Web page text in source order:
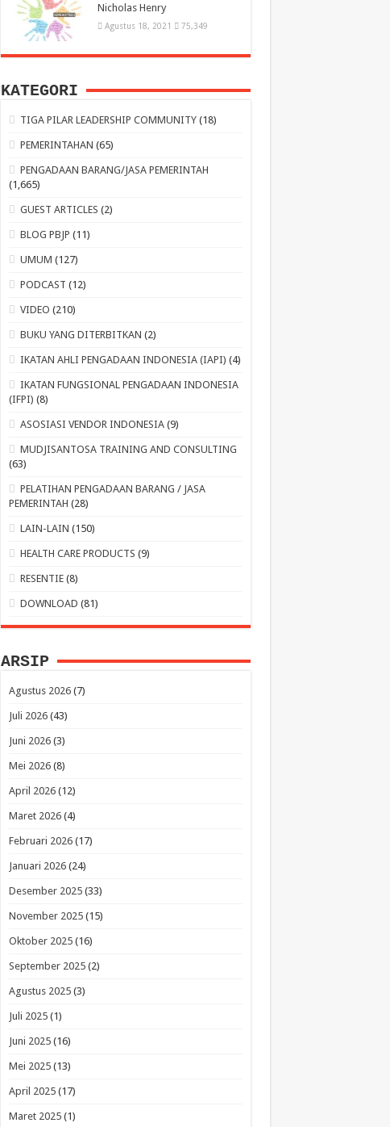
Nicholas Henry
Agustus 18, 2021 75,349
KATEGORI
TIGA PILAR LEADERSHIP COMMUNITY (18)
PEMERINTAHAN (65)
PENGADAAN BARANG/JASA PEMERINTAH
(1,665)
GUEST ARTICLES (2)
BLOG PBJP (11)
UMUM (127)
PODCAST (12)
VIDEO (210)
BUKU YANG DITERBITKAN (2)
IKATAN AHLI PENGADAAN INDONESIA (IAPI) (4)
IKATAN FUNGSIONAL PENGADAAN INDONESIA
(IFPI) (8)
ASOSIASI VENDOR INDONESIA (9)
MUDJISANTOSA TRAINING AND CONSULTING
(63)
PELATIHAN PENGADAAN BARANG / JASA
PEMERINTAH (28)
LAIN-LAIN (150)
HEALTH CARE PRODUCTS (9)
RESENTIE (8)
DOWNLOAD (81)
ARSIP
Agustus 2026(7)
Juli 2026(43)
Juni 2026(3)
Mei 2026(8)
April 2026(12)
Maret 2026(4)
Februari 2026(17)
Januari 2026(24)
Desember 2025(33)
November 2025(15)
Oktober 2025(16)
September 2025(2)
Agustus 2025(3)
Juli 2025(1)
Juni 2025(16)
Mei 2025(13)
April 2025(17)
Maret 2025(1)